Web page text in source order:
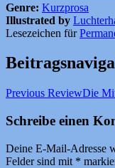
Genre: Kurzprosa
Illustrated by
Lesezeichen für
Previous ReviewDie
Schreibe einen
Deine E-Mail-Adresse
Felder sind mit *